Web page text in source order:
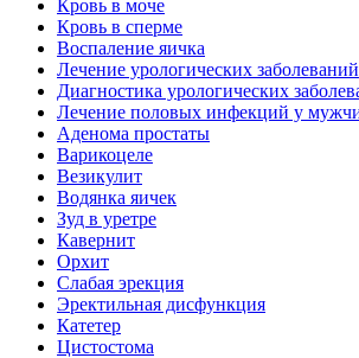
Кровь в моче
Кровь в сперме
Воспаление яичка
Лечение урологических заболеваний
Диагностика урологических
Лечение половых инфекций у
Аденома простаты
Варикоцеле
Везикулит
Водянка яичек
Зуд в уретре
Кавернит
Орхит
Слабая эрекция
Эректильная дисфункция
Катетер
Цистостома